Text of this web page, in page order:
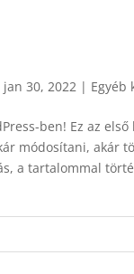
jan 30, 2022| Egyéb
ben! Ez az első
módosítani, akár
a tartalommal